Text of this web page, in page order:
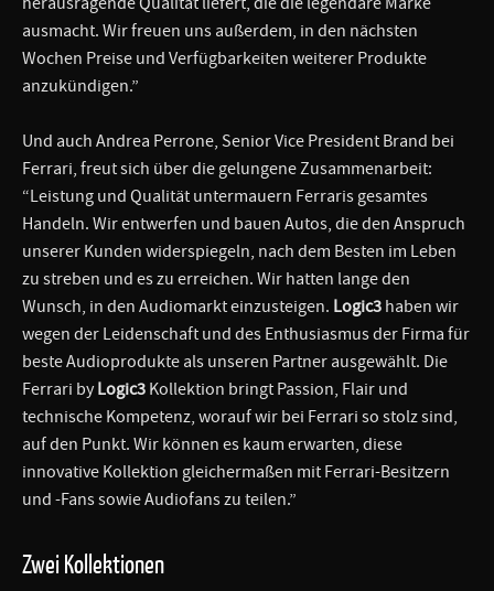
ausmacht. Wir freuen uns außerdem, in den nächsten
Wochen Preise und Verfügbarkeiten weiterer Produkte
anzukündigen.”
Und auch Andrea Perrone, Senior Vice President Brand bei
Ferrari, freut sich über die gelungene Zusammenarbeit:
“Leistung und Qualität untermauern Ferraris gesamtes
Handeln. Wir entwerfen und bauen Autos, die den Anspruch
unserer Kunden widerspiegeln, nach dem Besten im Leben
zu streben und es zu erreichen. Wir hatten lange den
Wunsch, in den Audiomarkt einzusteigen. Logic3 haben wir
wegen der Leidenschaft und des Enthusiasmus der Firma für
beste Audioprodukte als unseren Partner ausgewählt. Die
Ferrari by Logic3 Kollektion bringt Passion, Flair und
technische Kompetenz, worauf wir bei Ferrari so stolz sind,
auf den Punkt. Wir können es kaum erwarten, diese
innovative Kollektion gleichermaßen mit Ferrari-Besitzern
und -Fans sowie Audiofans zu teilen.”
Zwei Kollektionen